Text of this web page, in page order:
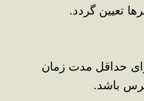
تعیین گردد.
حداقل مدت زمان
باشد.